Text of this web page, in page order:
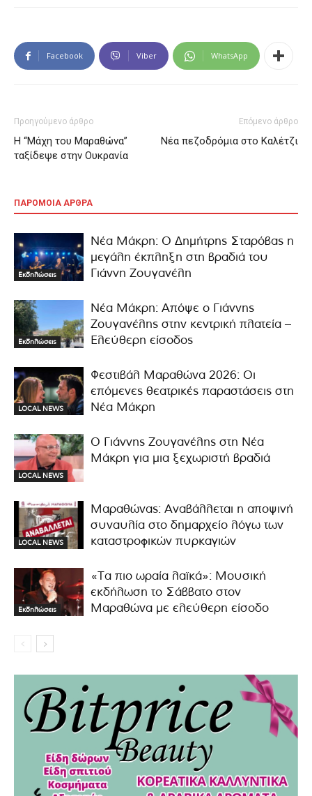
Facebook Viber WhatsApp
Προηγούμενο άρθρο
Η “Μάχη του Μαραθώνα”
ταξίδεψε στην Ουκρανία
Επόμενο άρθρο
Νέα πεζοδρόμια στο Καλέτζι
ΠΑΡΟΜΟΙΑ ΑΡΘΡΑ
Εκδηλώσεις
Νέα Μάκρη: Ο Δημήτρης Σταρόβας η
μεγάλη έκπληξη στη βραδιά του
Γιάννη Ζουγανέλη
Εκδηλώσεις
Νέα Μάκρη: Απόψε ο Γιάννης
Ζουγανέλης στην κεντρική πλατεία –
Ελεύθερη είσοδος
LOCAL NEWS
Φεστιβάλ Μαραθώνα 2026: Οι
επόμενες θεατρικές παραστάσεις στη
Νέα Μάκρη
LOCAL NEWS
Ο Γιάννης Ζουγανέλης στη Νέα
Μάκρη για μια ξεχωριστή βραδιά
LOCAL NEWS
Μαραθώνας: Αναβάλλεται η αποψινή
συναυλία στο δημαρχείο λόγω των
καταστροφικών πυρκαγιών
Εκδηλώσεις
«Τα πιο ωραία λαϊκά»: Μουσική
εκδήλωση το Σάββατο στον
Μαραθώνα με ελεύθερη είσοδο